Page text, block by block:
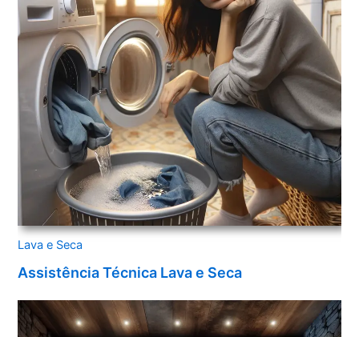
Lava e Seca
Assistência Técnica Lava e Seca